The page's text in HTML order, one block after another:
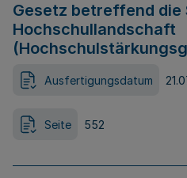
Gesetz betreffend die
Hochschullandschaft
Ausfertigungsdatum
Seite 552